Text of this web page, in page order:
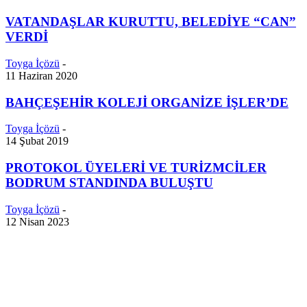
VATANDAŞLAR KURUTTU, BELEDİYE “CAN”
VERDİ
Toyga İçözü -
11 Haziran 2020
BAHÇEŞEHİR KOLEJİ ORGANİZE İŞLER’DE
Toyga İçözü -
14 Şubat 2019
PROTOKOL ÜYELERİ VE TURİZMCİLER
BODRUM STANDINDA BULUŞTU
Toyga İçözü -
12 Nisan 2023